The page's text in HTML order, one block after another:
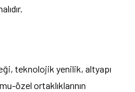
teknolojik yenilik, altyapı
özel ortaklıklarının